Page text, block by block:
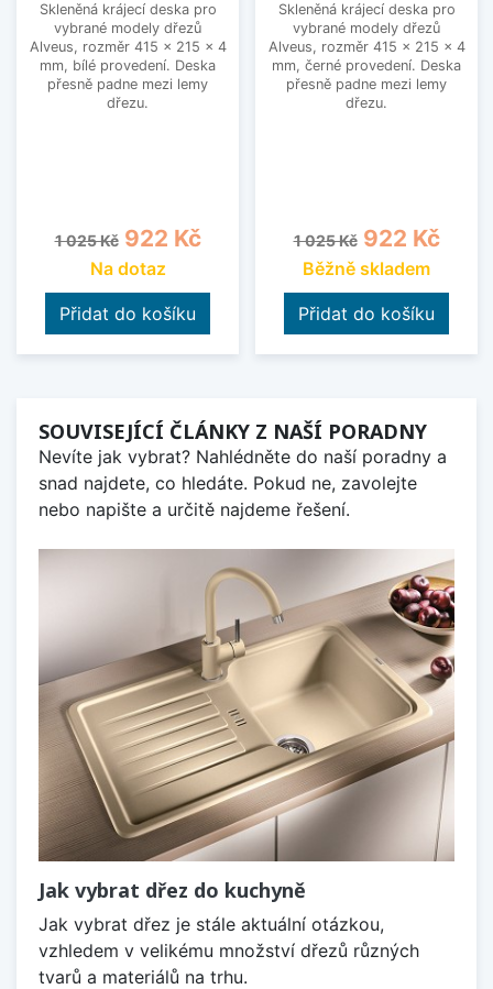
Skleněná krájecí deska pro
vybrané modely dřezů
Alveus, rozměr 415 x 215 x 4
mm, bílé provedení. Deska
přesně padne mezi lemy
dřezu.
Běžná cena
1 025 Kč Cena
922 Kč
Na dotaz
Přidat do košíku
Skleněná krájecí deska pro
vybrané modely dřezů
Alveus, rozměr 415 x 215 x 4
mm, černé provedení. Deska
přesně padne mezi lemy
dřezu.
Běžná cena
1 025 Kč Cena
922 Kč
Běžně skladem
Přidat do košíku
SOUVISEJÍCÍ ČLÁNKY Z NAŠÍ PORADNY
Nevíte jak vybrat? Nahlédněte do naší poradny a
snad najdete, co hledáte. Pokud ne, zavolejte
nebo napište a určitě najdeme řešení.
Jak vybrat dřez do kuchyně
Jak vybrat dřez je stále aktuální otázkou,
vzhledem v velikému množství dřezů různých
tvarů a materiálů na trhu.